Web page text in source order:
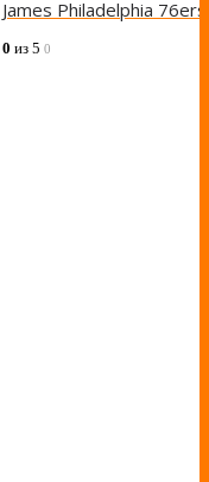
0 из 5 0